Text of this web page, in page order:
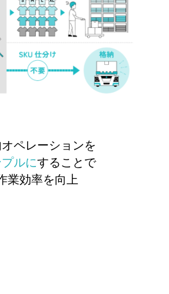
ペレーションを
ルにすることで
業効率を向上